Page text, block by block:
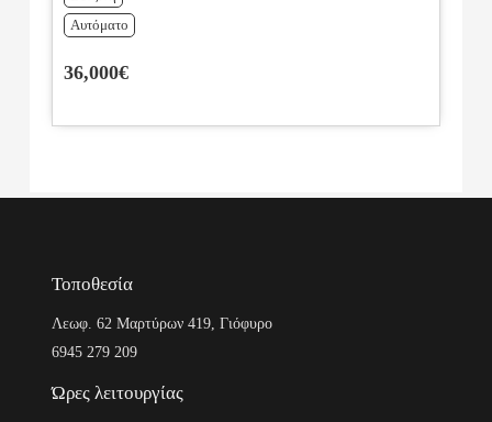
Αυτόματο
36,000€
Τοποθεσία
Λεωφ. 62 Μαρτύρων 419, Γιόφυρο
6945 279 209
Ώρες λειτουργίας